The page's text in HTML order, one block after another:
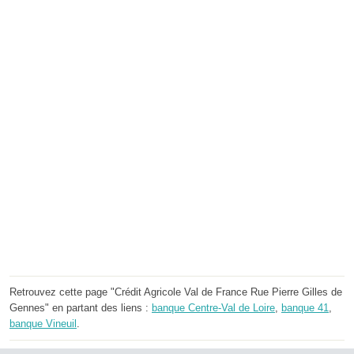
Retrouvez cette page "Crédit Agricole Val de France Rue Pierre Gilles de
Gennes" en partant des liens : banque Centre-Val de Loire banque 41
banque Vineuil